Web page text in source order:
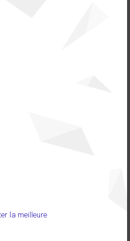
la meilleure